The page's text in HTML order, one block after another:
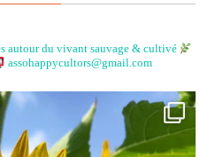
autour du vivant sauvage & cultivé
assohappycultors@gmail.com